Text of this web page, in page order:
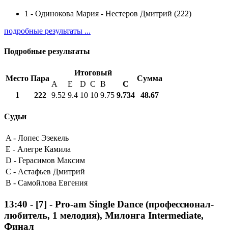
1 - Одинокова Мария - Нестеров Дмитрий (222)
подробные результаты ...
Подробные результаты
Место Пара
Итоговый
Сумма
A E D C B
С
1
222 9.52 9.4 10 10 9.75 9.734 48.67
Судьи
A - Лопес Эзекель
E - Алегре Камила
D - Герасимов Максим
C - Астафьев Дмитрий
B - Самойлова Евгения
13:40 - [7] - Pro-am Single Dance (профессионал-
любитель, 1 мелодия), Милонга Intermediate,
Финал